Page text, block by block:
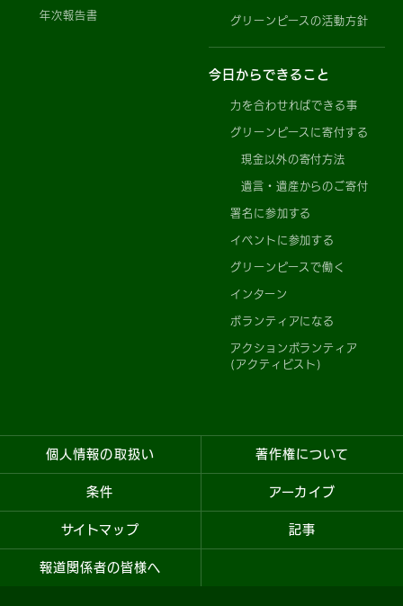
年次報告書 グリーンピースの活動方針
今日からできること
力を合わせればできる事
グリーンピースに寄付する
現金以外の寄付方法
遺言・遺産からのご寄付
署名に参加する
イベントに参加する
グリーンピースで働く
インターン
ボランティアになる
アクションボランティア
(アクティビスト)
個人情報の取扱い 著作権について
条件 アーカイブ
サイトマップ 記事
報道関係者の皆様へ